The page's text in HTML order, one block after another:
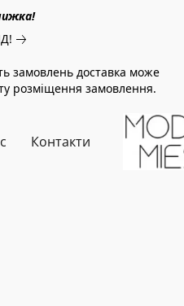
замовлень доставка може
розміщення замовлення.
Контакти